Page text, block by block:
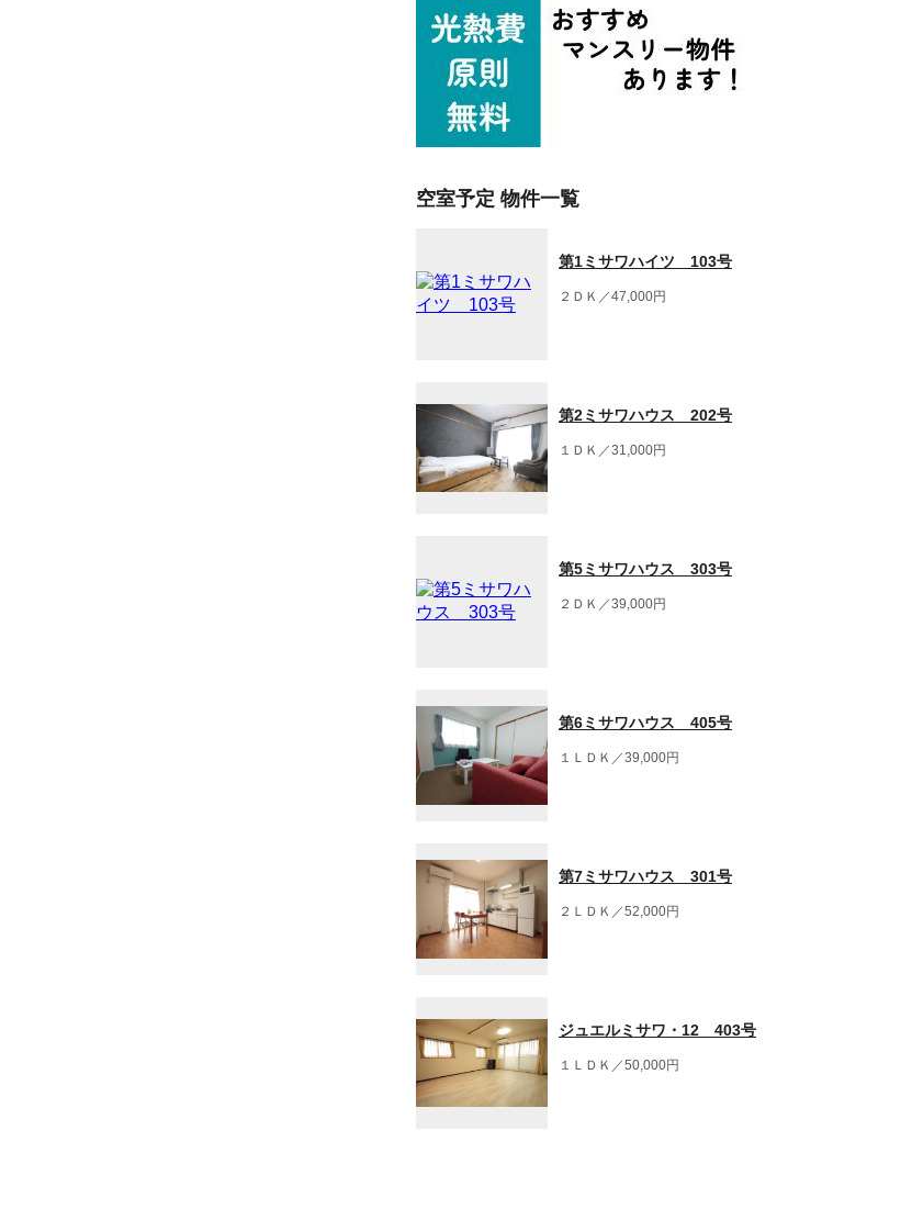
空室予定 物件一覧
第1ミサワハイツ 103号
２ＤＫ／47,000円
第2ミサワハウス 202号
１ＤＫ／31,000円
第5ミサワハウス 303号
２ＤＫ／39,000円
第6ミサワハウス 405号
１ＬＤＫ／39,000円
第7ミサワハウス 301号
２ＬＤＫ／52,000円
ジュエルミサワ・12 403号
１ＬＤＫ／50,000円